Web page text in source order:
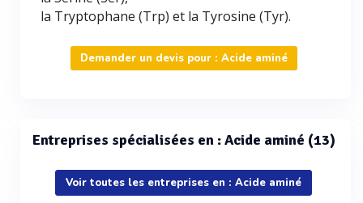
la Tryptophane (Trp) et la Tyrosine (Tyr).
Demander un devis pour : Acide aminé
Entreprises spécialisées en : Acide aminé (13)
Voir toutes les entreprises en : Acide aminé